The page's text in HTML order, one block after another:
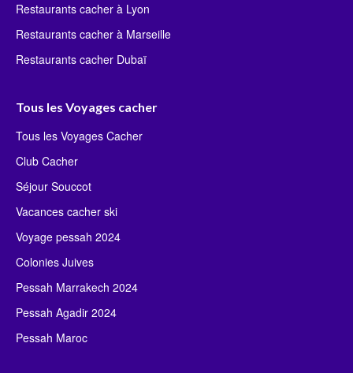
Restaurants cacher à Lyon
Restaurants cacher à Marseille
Restaurants cacher Dubaï
Tous les Voyages cacher
Tous les Voyages Cacher
Club Cacher
Séjour Souccot
Vacances cacher ski
Voyage pessah 2024
Colonies Juives
Pessah Marrakech 2024
Pessah Agadir 2024
Pessah Maroc